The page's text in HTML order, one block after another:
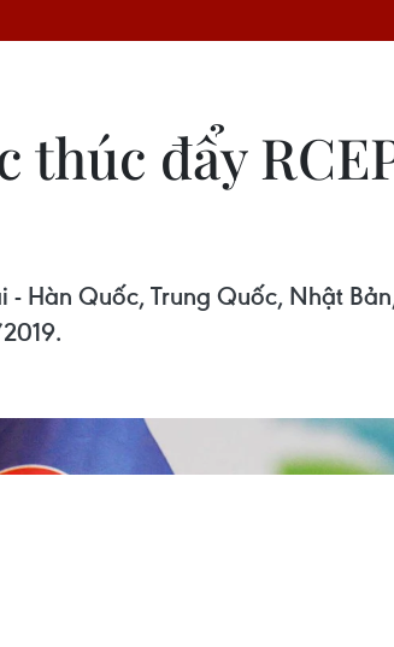
thúc đẩy
Hàn Quốc, Trung Quốc, Nhật